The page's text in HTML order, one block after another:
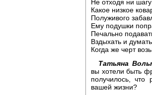
Не отходя ни
Какое низкое
Полуживого
Ему подушки
Печально
Вздыхать и
Когда же черт
Татьяна
вы хотели быть
получилось, что
вашей жизни?